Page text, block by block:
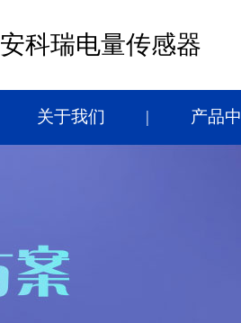
安科瑞电量传感器
关于我们 产品